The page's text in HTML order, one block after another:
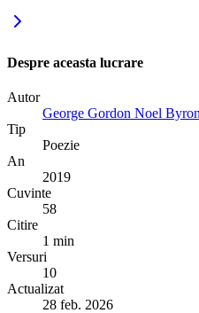
Despre aceasta lucrare
Autor
George Gordon Noel Byron
Tip
Poezie
An
2019
Cuvinte
58
Citire
1 min
Versuri
10
Actualizat
28 feb. 2026